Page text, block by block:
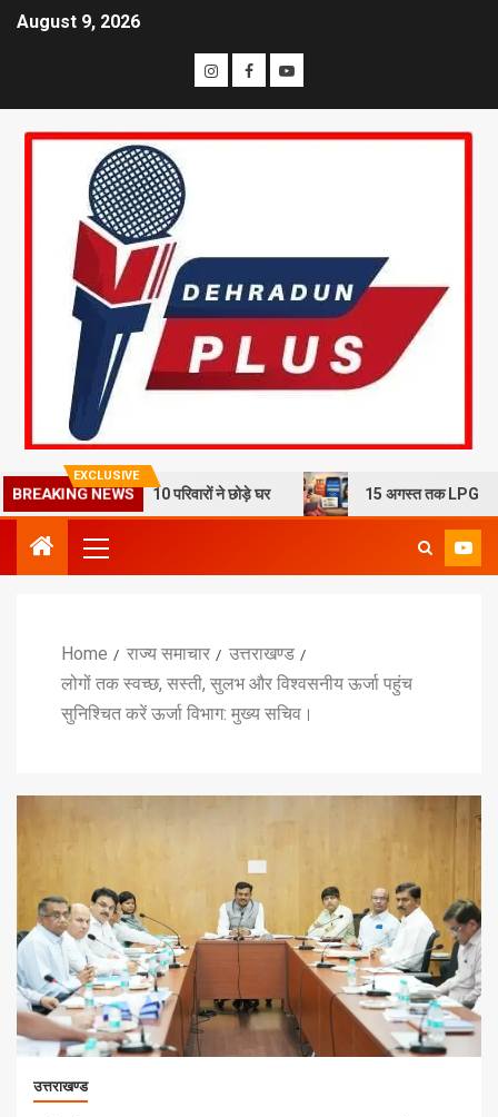
August 9, 2026
EXCLUSIVE
BREAKING NEWS
से दहशत, 10 परिवारों ने छोड़े घर 15 अगस्त तक LPG कनेक्शन की e-
Home राज्य समाचार
उत्तराखण्ड
लोगों तक स्वच्छ, सस्ती, सुलभ और विश्वसनीय ऊर्जा पहुंच
सुनिश्चित करें ऊर्जा विभाग: मुख्य सचिव।
उत्तराखण्ड